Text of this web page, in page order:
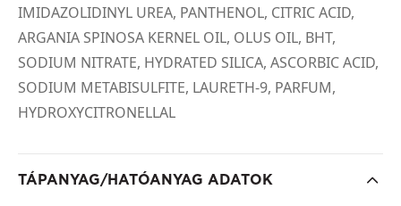
IMIDAZOLIDINYL UREA, PANTHENOL, CITRIC ACID,
ARGANIA SPINOSA KERNEL OIL, OLUS OIL, BHT,
SODIUM NITRATE, HYDRATED SILICA, ASCORBIC ACID,
SODIUM METABISULFITE, LAURETH-9, PARFUM,
HYDROXYCITRONELLAL
TÁPANYAG/HATÓANYAG ADATOK